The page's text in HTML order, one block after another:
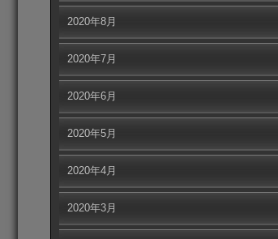
2020年8月
2020年7月
2020年6月
2020年5月
2020年4月
2020年3月